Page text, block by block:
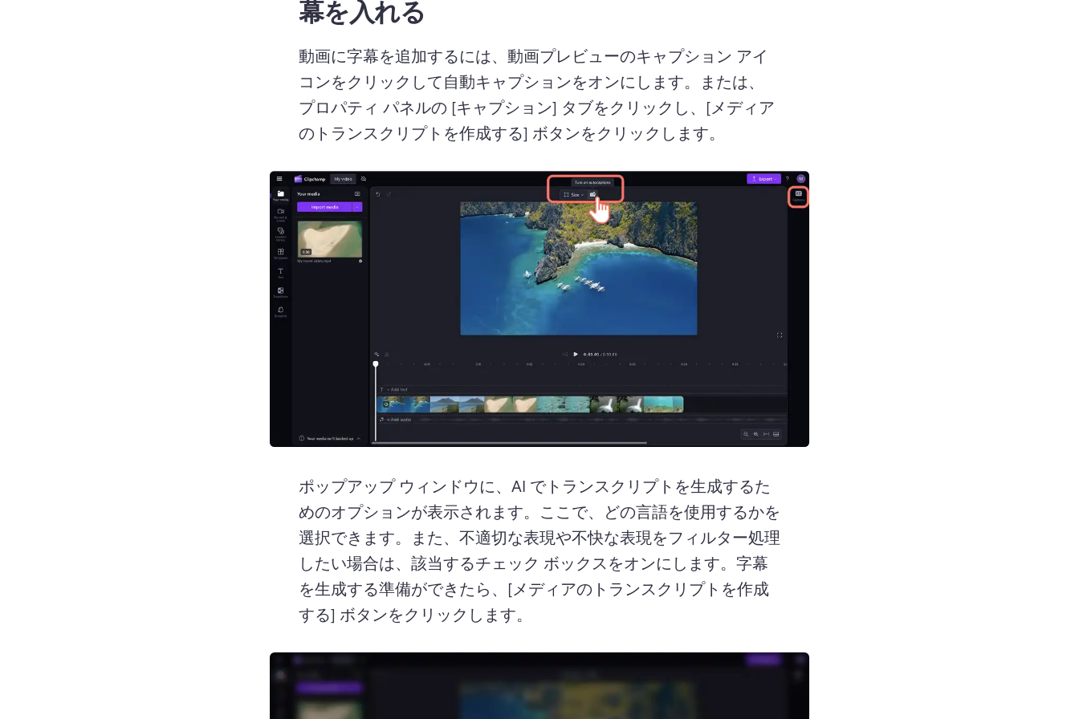
幕を入れる
動画に字幕を追加するには、動画プレビューのキャプション アイ
コンをクリックして自動キャプションをオンにします。
プロパティ パネルの [キャプション] タブをクリックし、[メディア
のトランスクリプトを作成する] ボタンをクリックします。
ポップアップ ウィンドウに、AI でトランスクリプトを生成するた
めのオプションが表示されます。 ここで、どの言語を使用するかを
選択できます。また、不適切な表現や不快な表現をフィルター処理
したい場合は、該当するチェック ボックスをオンにします。 字幕
を生成する準備ができたら、[メディアのトランスクリプトを作成
する] ボタンをクリックします。